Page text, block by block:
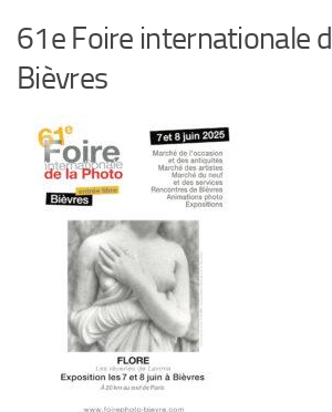
61e Foire internationale
Bièvres